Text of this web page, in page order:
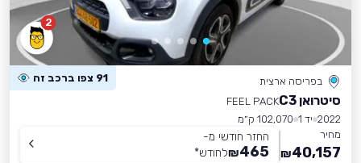
2
בפריסה ארצית 91 צפו ברכב זה
סיטרואן C3
FEEL PACK
2022 יד 1
102,070 ק״מ
מחיר
40,157
₪
החזר חודשי מ-
465
₪לחודש*